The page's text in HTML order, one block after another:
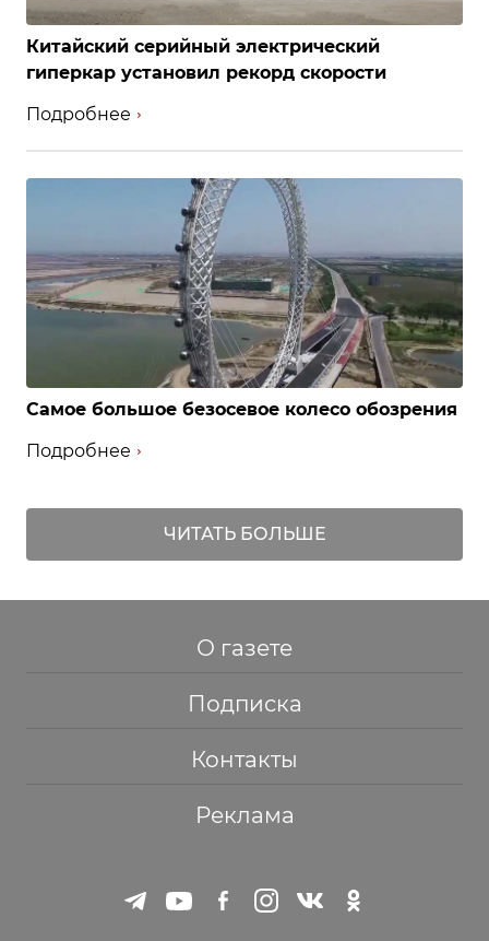
Китайский серийный электрический
гиперкар установил рекорд скорости
Подробнее
Самое большое безосевое колесо обозрения
Подробнее
ЧИТАТЬ БОЛЬШЕ
О газете
Подписка
Контакты
Реклама